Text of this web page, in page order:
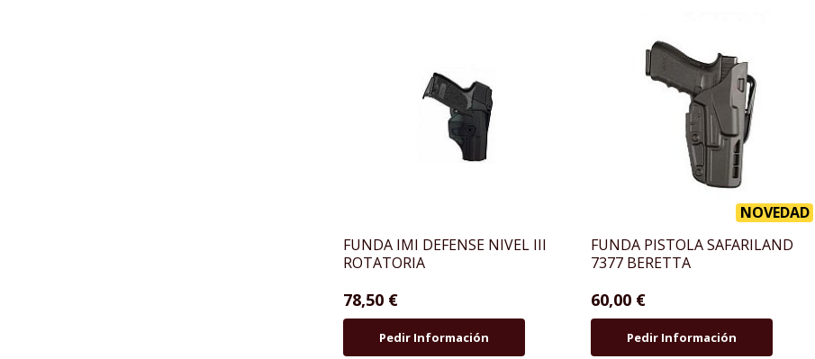
FUNDA IMI DEFENSE NIVEL III
ROTATORIA
78,50 €
Pedir Información
NOVEDAD
FUNDA PISTOLA SAFARILAND
7377 BERETTA
60,00 €
Pedir Información